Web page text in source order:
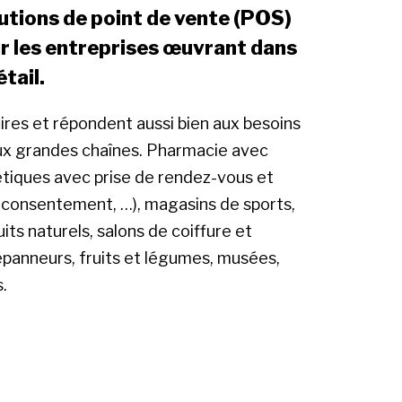
de point de vente (POS)
les entreprises œuvrant dans
et répondent aussi bien aux besoins
grandes chaînes. Pharmacie avec
avec prise de rendez-vous et
…), magasins de sports,
naturels, salons de coiffure et
fruits et légumes, musées,